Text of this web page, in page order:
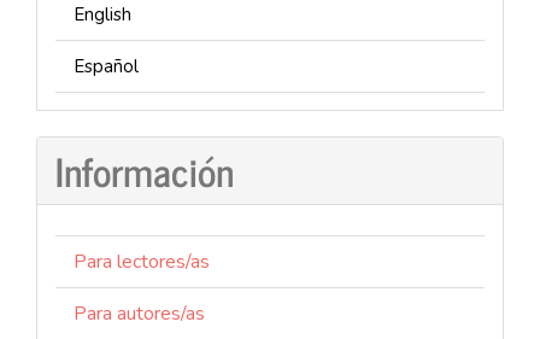
English
Español
Información
Para lectores/as
Para autores/as